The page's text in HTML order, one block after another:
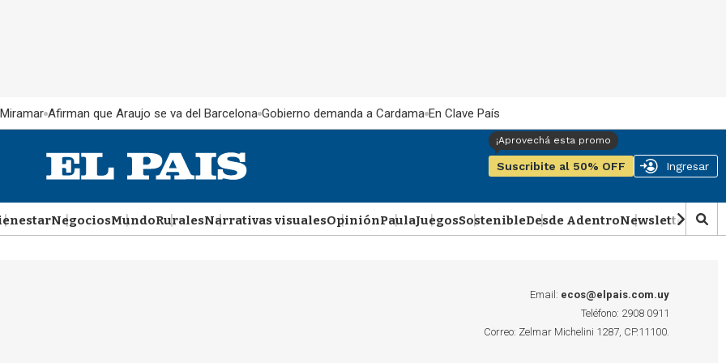
Afirman que Araujo se va del Barcelona Gobierno demanda a Cardama En Clave País
Suscribite al 50% OFF Ingresar
NegociosMundoRuralesNarrativas visualesOpiniónPaulaJuegosSostenibleDesde AdentroNewsletter
M
o
Email: ecos@elpais.com.uy
Teléfono: 2908 0911
Correo: Zelmar Michelini 1287, CP.11100.